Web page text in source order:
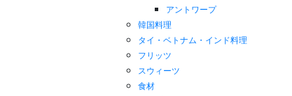
アントワープ
韓国料理
タイ・ベトナム・インド料理
フリッツ
スウィーツ
食材